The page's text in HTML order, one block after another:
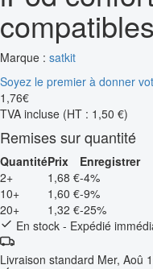
Marque : satkit
Soyez le premier à donner
1 ,76€
TVA incluse (HT : 1,50 €)
Remises sur quantité
QuantitéPrix
Enregistrer
2+
1,68 €-4%
10+
1,60 €-9%
20+
1,32 €-25%
En stock - Expédié
Livraison standard Mer, Aoû